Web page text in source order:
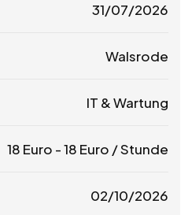
31/07/2026
Walsrode
IT & Wartung
18 Euro -18 Euro / Stunde
02/10/2026